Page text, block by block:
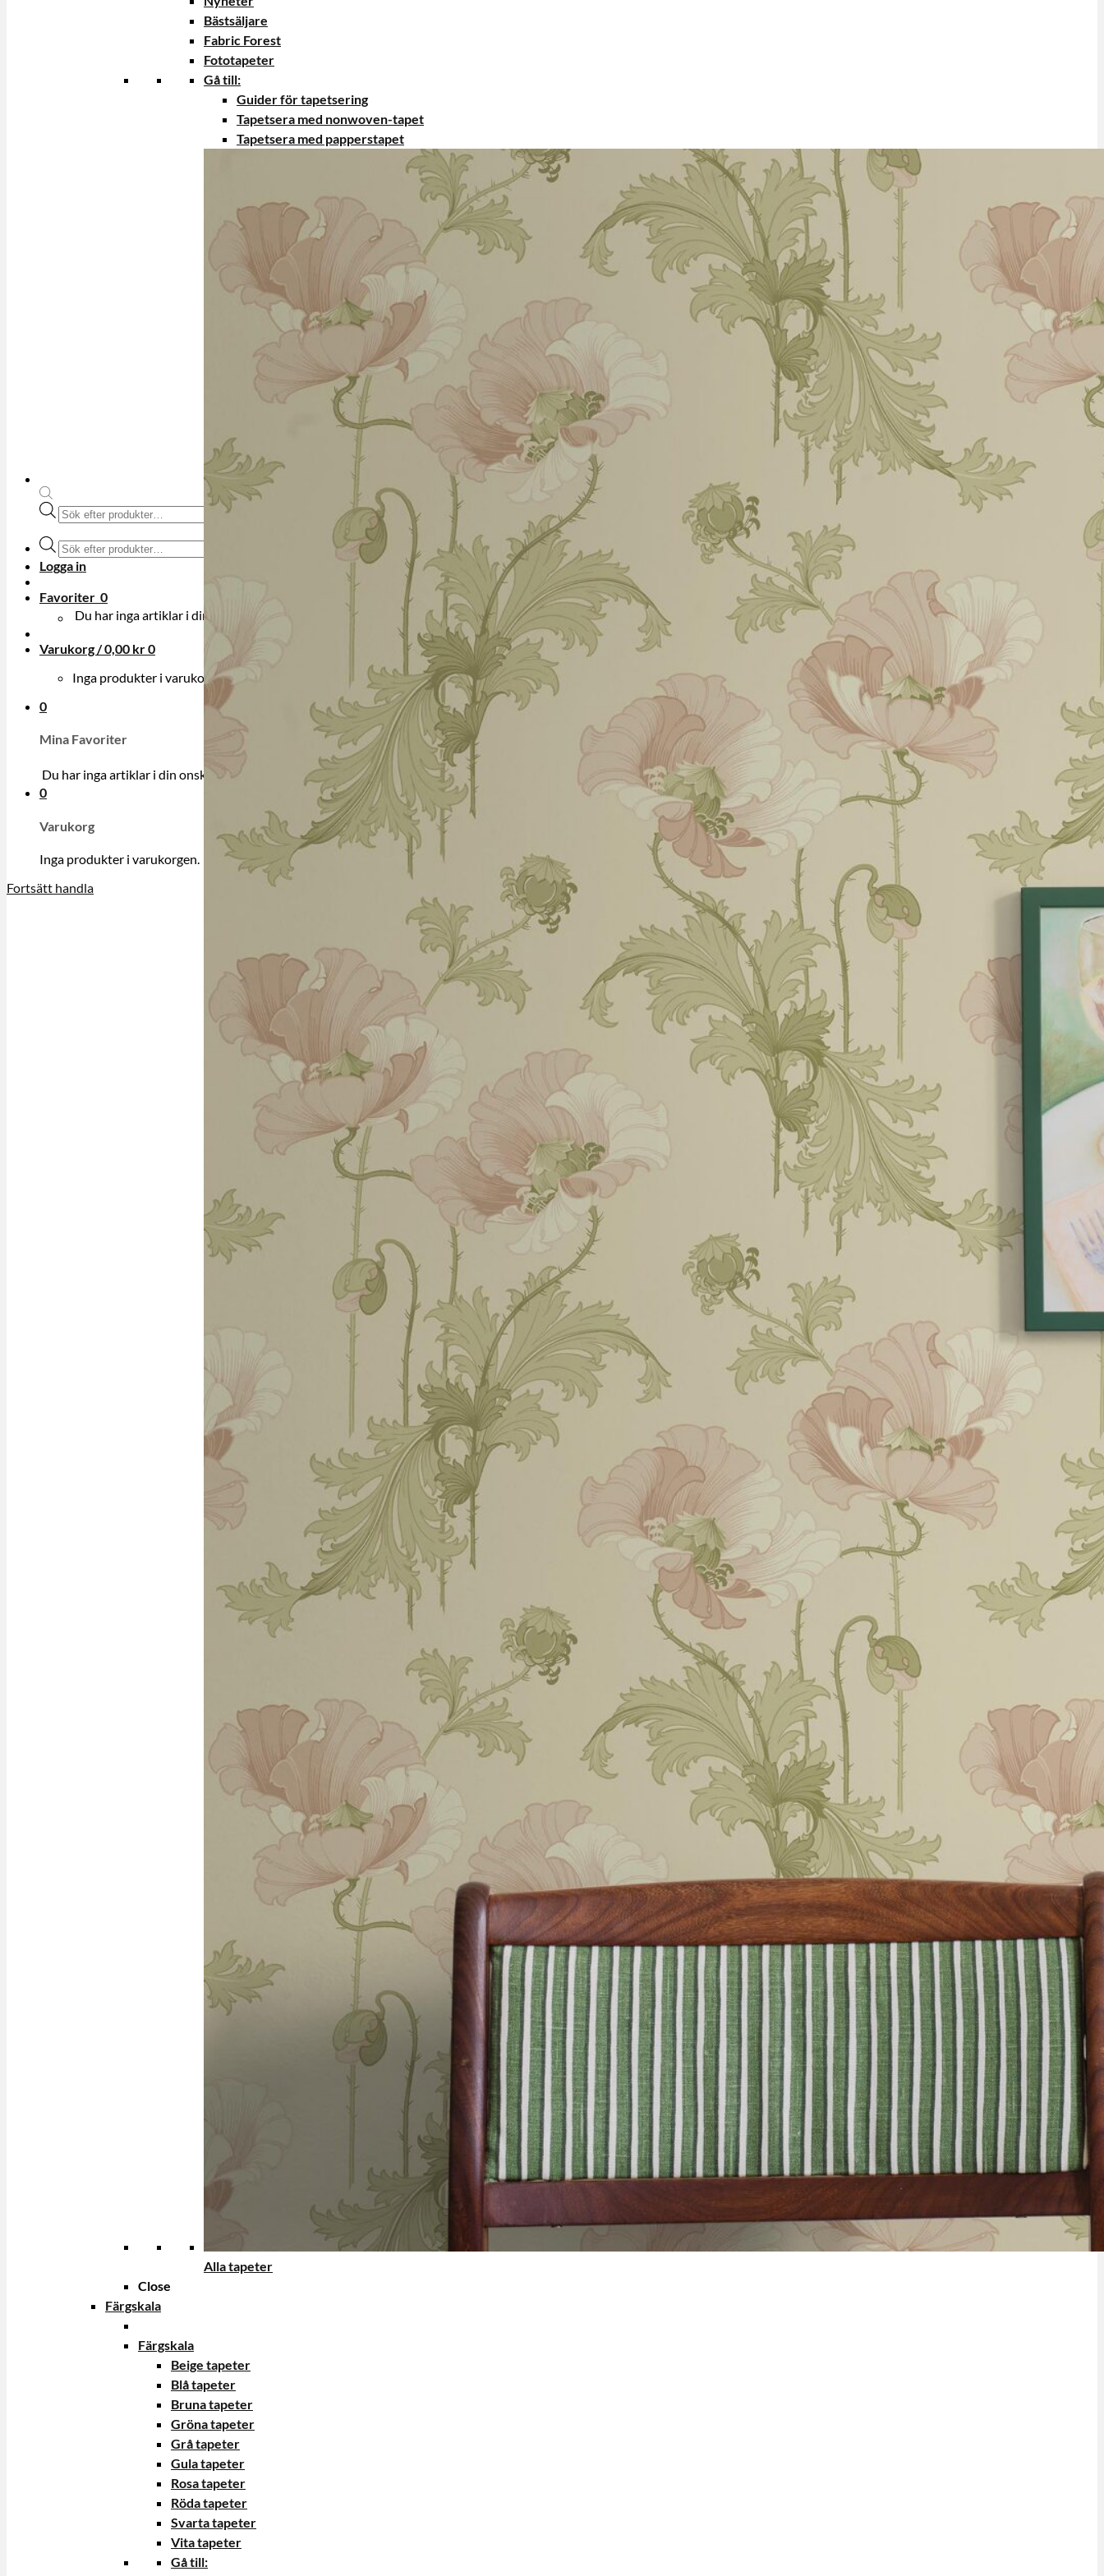
Produktsökning
Produktsökning
Logga in
Favoriter 0
Du har inga artiklar i din onskelista.
Varukorg /0,00 kr0
Inga produkter i varukorgen.
0
Mina Favoriter
Du har inga artiklar i din onskelista.
0
Varukorg
Inga produkter i varukorgen.
Fortsätt handla
Bästsäljare
Fabric Forest
Fototapeter
Gå till:
Guider för tapetsering
Tapetsera med nonwoven-tapet
Tapetsera med papperstapet
Alla tapeter
Close
Färgskala
Färgskala
Beige tapeter
Blå tapeter
Bruna tapeter
Gröna tapeter
Grå tapeter
Gula tapeter
Rosa tapeter
Röda tapeter
Svarta tapeter
Vita tapeter
Gå till: